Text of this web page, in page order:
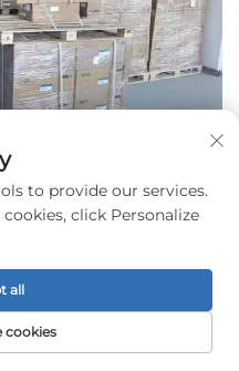
to provide our services.
click Personalize
cookies
all